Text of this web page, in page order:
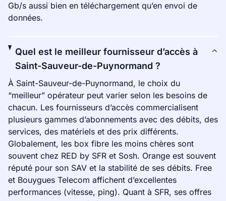
Gb/s aussi bien en téléchargement qu’en envoi de
données.
Quel est le meilleur fournisseur d’accès à
Saint-Sauveur-de-Puynormand ?
À Saint-Sauveur-de-Puynormand, le choix du
“meilleur” opérateur peut varier selon les besoins de
chacun. Les fournisseurs d’accès commercialisent
plusieurs gammes d’abonnements avec des débits, des
services, des matériels et des prix différents.
Globalement, les box fibre les moins chères sont
souvent chez RED by SFR et Sosh. Orange est souvent
réputé pour son SAV et la stabilité de ses débits. Free
et Bouygues Telecom affichent d’excellentes
performances (vitesse, ping). Quant à SFR, ses offres